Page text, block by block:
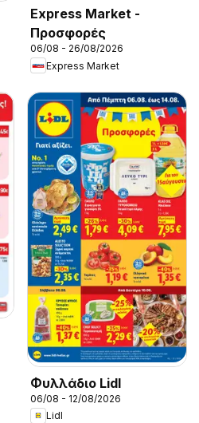
Express Market -
Προσφορές
06/08 - 26/08/2026
Express Market
Φυλλάδιο Lidl
06/08 - 12/08/2026
Lidl